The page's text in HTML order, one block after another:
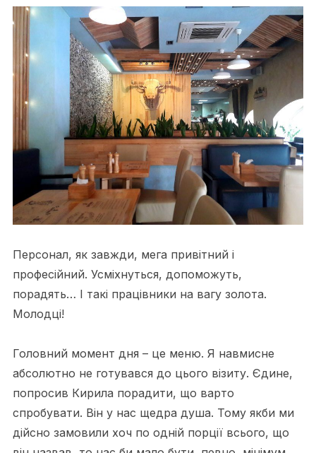
Персонал, як завжди, мега привітний і
професійний. Усміхнуться, допоможуть,
порадять… І такі працівники на вагу золота.
Молодці!
Головний момент дня – це меню. Я навмисне
абсолютно не готувався до цього візиту. Єдине,
попросив Кирила порадити, що варто
спробувати. Він у нас щедра душа. Тому якби ми
дійсно замовили хоч по одній порції всього, що